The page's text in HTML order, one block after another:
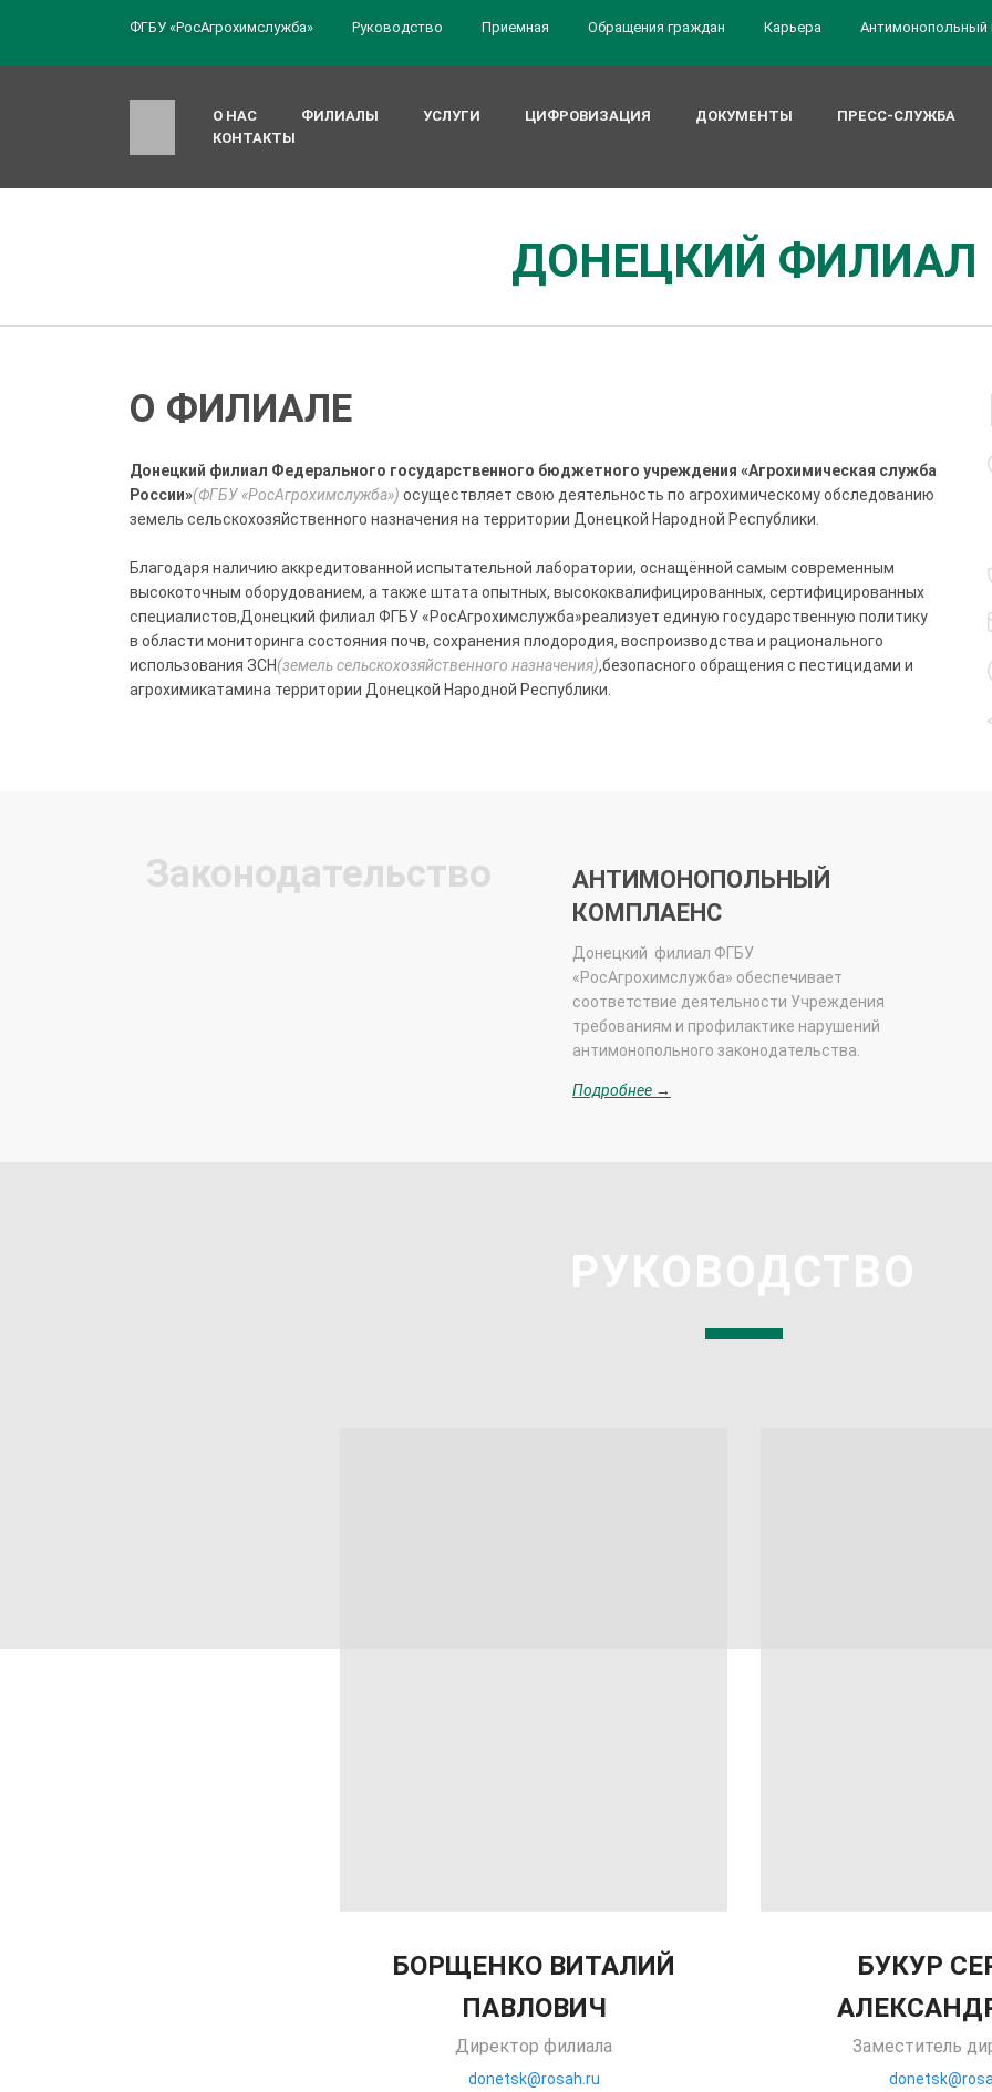
ФГБУ «РосАгрохимслужба» Руководство Приемная Обращения граждан Карьера Антимонопольный
О НАС ФИЛИАЛЫ УСЛУГИ ЦИФРОВИЗАЦИЯ ДОКУМЕНТЫ
ПРЕСС-СЛУЖБА
КОНТАКТЫ
ДОНЕЦКИЙ ФИЛИАЛ
О ФИЛИАЛЕ
Донецкий филиал Федерального государственного бюджетного учреждения «Агрохимическая служба
России»(ФГБУ «РосАгрохимслужба») осуществляет свою деятельность по агрохимическому обследованию
земель сельскохозяйственного назначения на территории Донецкой Народной Республики.
Благодаря наличию аккредитованной испытательной лаборатории, оснащённой самым современным
высокоточным оборудованием, а также штата опытных, высококвалифицированных, сертифицированных
специалистов,Донецкий филиал ФГБУ «РосАгрохимслужба»реализует единую государственную политику
в области мониторинга состояния почв, сохранения плодородия, воспроизводства и рационального
использования ЗСН(земель сельскохозяйственного назначения),безопасного обращения с пестицидами и
агрохимикатамина территории Донецкой Народной Республики.
Законодательство
АНТИМОНОПОЛЬНЫЙ
КОМПЛАЕНС
Донецкий филиал ФГБУ
«РосАгрохимслужба» обеспечивает
соответствие деятельности Учреждения
требованиям и профилактике нарушений
антимонопольного законодательства.
Подробнее →
РУКОВОДСТВО
БОРЩЕНКО ВИТАЛИЙ
ПАВЛОВИЧ
Директор филиала
donetsk@rosah.ru
БУКУР
Заместитель